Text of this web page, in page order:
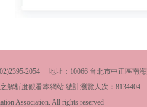
2054 地址：10066 台北市中正區南
解析度觀看本網站 總計瀏覽人次： 8134404
Association. All rights reserved